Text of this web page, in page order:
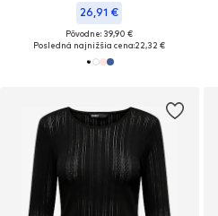
26,91 €
Pôvodne: 39,90 €
Posledná najnižšia cena:22,32 €